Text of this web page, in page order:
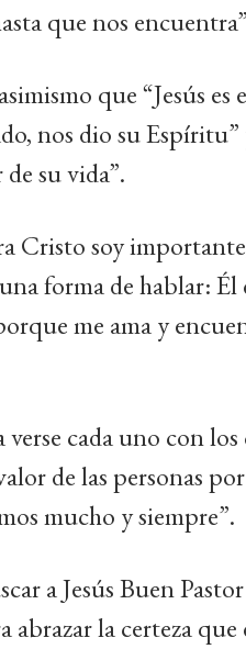
que nos
que “Jesús
nos dio su
su vida”.
Cristo soy
forma de hablar:
me ama y
cada uno con
de las personas
mucho y siempre”.
a Jesús Buen
la certeza que